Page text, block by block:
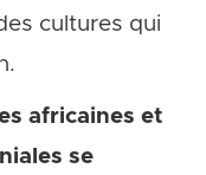
cultures qui
africaines et
se